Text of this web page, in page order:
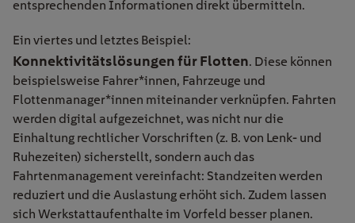
entsprechenden Informationen direkt übermitteln.
Ein viertes und letztes Beispiel:
Konnektivitätslösungen für Flotten. Diese können
beispielsweise Fahrer*innen, Fahrzeuge und
Flottenmanager*innen miteinander verknüpfen. Fahrten
werden digital aufgezeichnet, was nicht nur die
Einhaltung rechtlicher Vorschriften (z. B. von Lenk- und
Ruhezeiten) sicherstellt, sondern auch das
Fahrtenmanagement vereinfacht: Standzeiten werden
reduziert und die Auslastung erhöht sich. Zudem lassen
sich Werkstattaufenthalte im Vorfeld besser planen.